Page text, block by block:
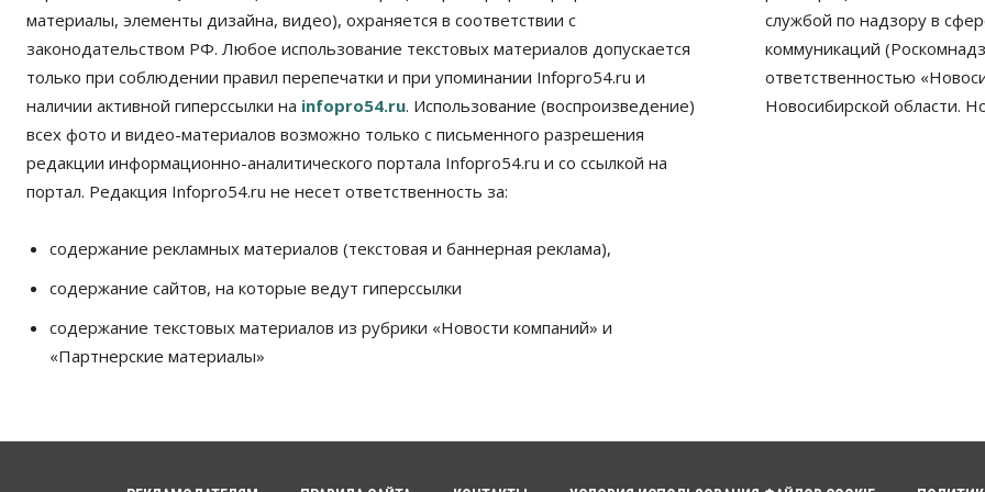
материалы, элементы дизайна, видео), охраняется в соответствии с
законодательством РФ. Любое использование текстовых материалов допускается
только при соблюдении правил перепечатки и при упоминании Infopro54.ru и
наличии активной гиперссылки на infopro54.ru. Использование (воспроизведение)
всех фото и видео-материалов возможно только с письменного разрешения
редакции информационно-аналитического портала Infopro54.ru и со ссылкой на
портал. Редакция Infopro54.ru не несет ответственность за:
содержание рекламных материалов (текстовая и баннерная реклама),
содержание сайтов, на которые ведут гиперссылки
содержание текстовых материалов из рубрики «Новости компаний» и
«Партнерские материалы»
службой по надзору в
коммуникаций
ответственностью
Новосибирской области.